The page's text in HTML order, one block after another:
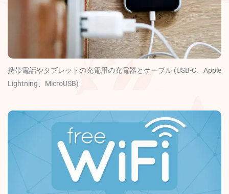
携帯電話やタブレットの充電用の充電器とケーブル (USB-C、Apple
Lightning、MicroUSB)